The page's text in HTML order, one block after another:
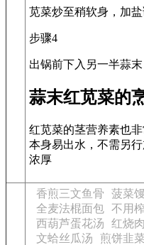
苋菜炒至稍软身，加
步骤4
出锅前下入另一半蒜
蒜末红苋菜的
红苋菜的茎营养素也
本身易出水，不需另
浓厚
香煎三文鱼骨 菠菜
全麦法棍面包 不用
西葫芦蛋花汤
红烧
文蛤丝瓜汤
煎饼韭